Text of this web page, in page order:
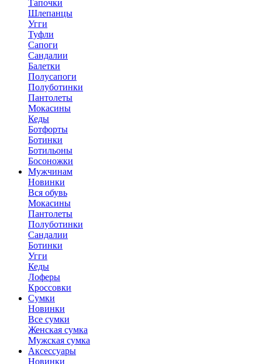
Тапочки
Шлепанцы
Угги
Туфли
Сапоги
Сандалии
Балетки
Полусапоги
Полуботинки
Пантолеты
Мокасины
Кеды
Ботфорты
Ботинки
Ботильоны
Босоножки
Мужчинам
Новинки
Вся обувь
Мокасины
Пантолеты
Полуботинки
Сандалии
Ботинки
Угги
Кеды
Лоферы
Кроссовки
Сумки
Новинки
Все сумки
Женская сумка
Мужская сумка
Аксессуары
Новинки